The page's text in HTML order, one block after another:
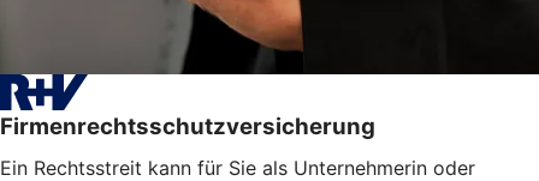
Firmenrechtsschutzversicherung
Ein Rechtsstreit kann für Sie als Unternehmerin oder